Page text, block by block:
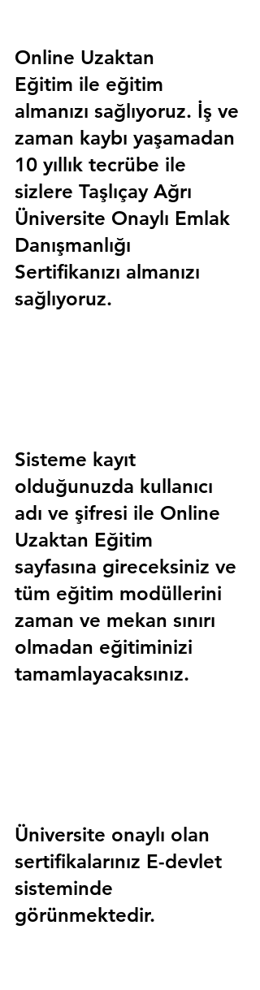
Online Uzaktan
Eğitim ile eğitim
almanızı sağlıyoruz. İş ve
zaman kaybı yaşamadan
10 yıllık tecrübe ile
sizlere Taşlıçay Ağrı
Üniversite Onaylı Emlak
Danışmanlığı
Sertifikanızı almanızı
sağlıyoruz.
Sisteme kayıt
olduğunuzda kullanıcı
adı ve şifresi ile Online
Uzaktan Eğitim
sayfasına gireceksiniz ve
tüm eğitim modüllerini
zaman ve mekan sınırı
olmadan eğitiminizi
tamamlayacaksınız.
Üniversite onaylı olan
sertifikalarınız E-devlet
sisteminde
görünmektedir.